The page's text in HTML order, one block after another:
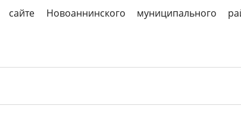
Новоаннинского муниципального